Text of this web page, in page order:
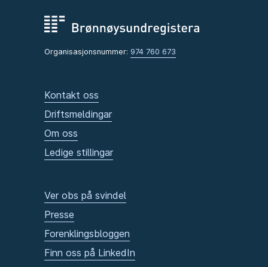
Organisasjonsnummer: 974 760 673
Kontakt oss
Driftsmeldingar
Om oss
Ledige stillingar
Ver obs på svindel
Presse
Forenklingsbloggen
Finn oss på LinkedIn